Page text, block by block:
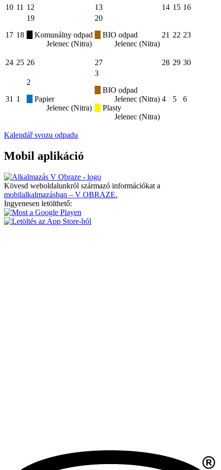
10 11 12 13 14 15 16
17 18
19
Komunálny odpad
Jelenec (Nitra)
20
BIO odpad
Jelenec (Nitra)
21 22 23
24 25 26 27 28 29 30
31 1
2
Papier
Jelenec (Nitra)
3
BIO odpad
Jelenec (Nitra)
Plasty
Jelenec (Nitra)
4 5 6
Kalendář svozu odpadu
Mobil aplikáció
Kövesd weboldalunkról származó információkat a
mobilalkalmazásban – V OBRAZE.
Ingyenesen letölthető: